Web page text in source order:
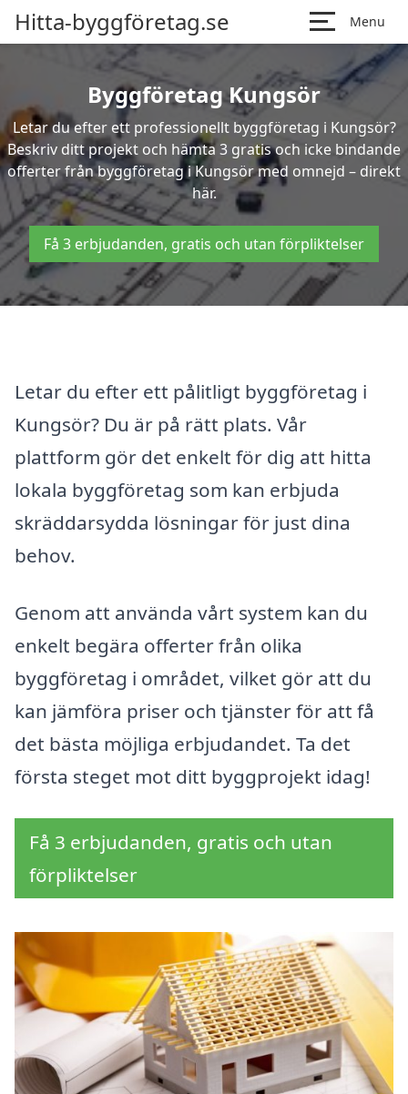
Hitta-byggföretag.se Menu
Byggföretag Kungsör
Letar du efter ett professionellt byggföretag i Kungsör?
Beskriv ditt projekt och hämta 3 gratis och icke bindande
offerter från byggföretag i Kungsör med omnejd – direkt
här.
Få 3 erbjudanden, gratis och utan förpliktelser
Letar du efter ett pålitligt byggföretag i
Kungsör? Du är på rätt plats. Vår
plattform gör det enkelt för dig att hitta
lokala byggföretag som kan erbjuda
skräddarsydda lösningar för just dina
behov.
Genom att använda vårt system kan du
enkelt begära offerter från olika
byggföretag i området, vilket gör att du
kan jämföra priser och tjänster för att få
det bästa möjliga erbjudandet. Ta det
första steget mot ditt byggprojekt idag!
Få 3 erbjudanden, gratis och utan
förpliktelser